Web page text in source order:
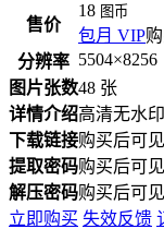
售价
18 图币
包月 VIP
分辨率 5504×8256
图片张数48 张
详情介绍高清无水
下载链接购买后可见
提取密码购买后可见
解压密码购买后可见
立即购买 失效反馈